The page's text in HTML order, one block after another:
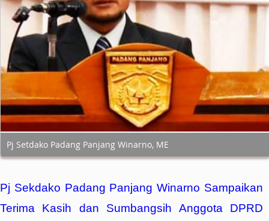
Pj Setdako Padang Panjang Winarno, ME
Pj Sekdako Padang Panjang Winarno Sampaikan
Terima Kasih dan Sumbangsih Anggota DPRD